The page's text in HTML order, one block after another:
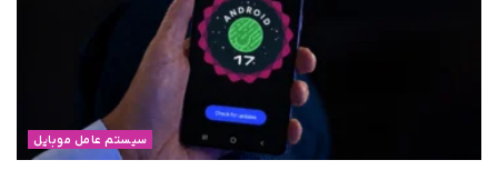
سیستم عامل موبایل